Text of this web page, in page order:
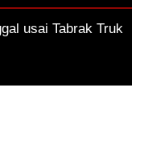
usai Tabrak Truk